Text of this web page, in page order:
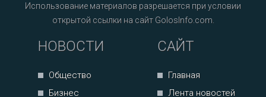
Использование материалов разрешается при условии
открытой ссылки на сайт GolosInfo.com.
НОВОСТИ
Общество
Бизнес
САЙТ
Главная
Лента новостей